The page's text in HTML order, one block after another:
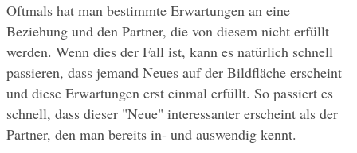
Oftmals hat man bestimmte Erwartungen an eine
Beziehung und den Partner, die von diesem nicht erfüllt
werden. Wenn dies der Fall ist, kann es natürlich schnell
passieren, dass jemand Neues auf der Bildfläche erscheint
und diese Erwartungen erst einmal erfüllt. So passiert es
schnell, dass dieser "Neue" interessanter erscheint als der
Partner, den man bereits in- und auswendig kennt.